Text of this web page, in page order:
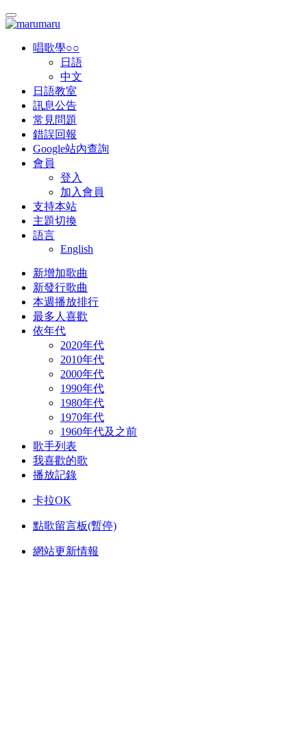
唱歌學○○
日語
中文
日語教室
訊息公告
常見問題
錯誤回報
Google站內查詢
會員
登入
加入會員
支持本站
主題切換
語言
English
新增加歌曲
新發行歌曲
本週播放排行
最多人喜歡
依年代
2020年代
2010年代
2000年代
1990年代
1980年代
1970年代
1960年代及之前
歌手列表
我喜歡的歌
播放記錄
卡拉OK
點歌留言板(暫停)
網站更新情報